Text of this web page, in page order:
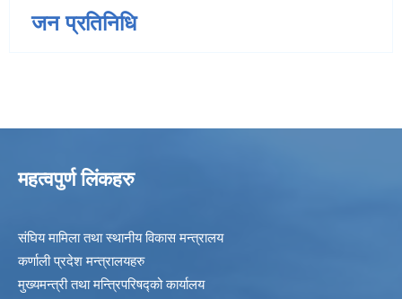
जन प्रतिनिधि
महत्वपुर्ण लिंकहरु
संघिय मामिला तथा स्थानीय विकास मन्त्रालय
कर्णाली प्रदेश मन्त्रालयहरु
मुख्यमन्त्री तथा मन्त्रिपरिषद्को कार्यालय